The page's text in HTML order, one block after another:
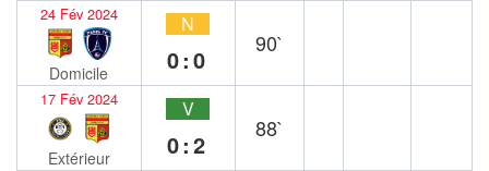
24 Fév 2024
Domicile
N
0:0
90`
17 Fév 2024
Extérieur
V
0:2
88`